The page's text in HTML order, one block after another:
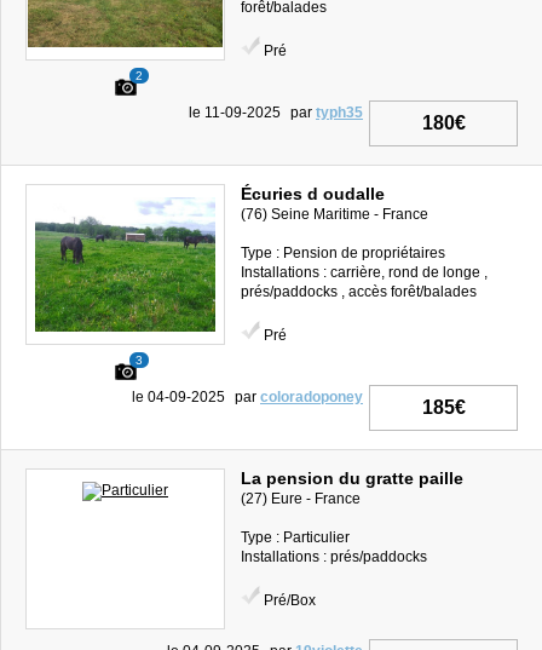
2
forêt/balades
Pré
180€
le 11-09-2025 par typh35
3
Écuries d oudalle
(76) Seine Maritime - France
Type : Pension de propriétaires
Installations : carrière, rond de longe ,
prés/paddocks , accès forêt/balades
Pré
185€
le 04-09-2025 par coloradoponey
La pension du gratte paille
(27) Eure - France
Type : Particulier
Installations : prés/paddocks
Pré/Box